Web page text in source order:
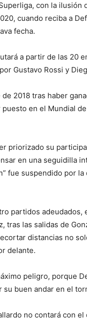
con la
cuando reciba a
fecha.
a partir de las 20
Gustavo Rossi y
2018 tras haber
en el Mundial
priorizado su
en una seguidilla
fue suspendido por
partidos
tras las salidas de
distancias no
delante.
peligro, porque
su buen andar en el
no contará con